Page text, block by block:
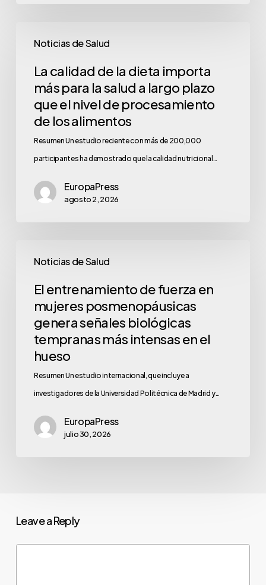
Noticias de Salud
La calidad de la dieta importa
más para la salud a largo plazo
que el nivel de procesamiento
de los alimentos
Resumen Un estudio reciente con más de 200,000
participantes ha demostrado que la calidad nutricional…
EuropaPress
agosto 2, 2026
Noticias de Salud
El entrenamiento de fuerza en
mujeres posmenopáusicas
genera señales biológicas
tempranas más intensas en el
hueso
Resumen Un estudio internacional, que incluye a
investigadores de la Universidad Politécnica de Madrid y…
EuropaPress
julio 30, 2026
Leave a Reply